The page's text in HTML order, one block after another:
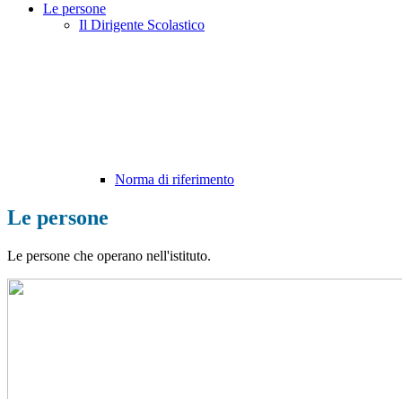
Le persone
Il Dirigente Scolastico
Norma di riferimento
Le persone
Le persone che operano nell'istituto.